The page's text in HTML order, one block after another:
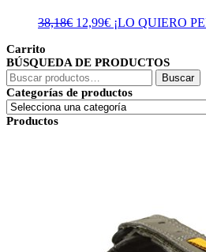
38,18€ El
era:
38,18€.
12,99€El
es:
¡LO QUIERO
Carrito
BÚSQUEDA DE PRODUCTOS
Buscar
por:
Buscar
Categorías de productos
Productos